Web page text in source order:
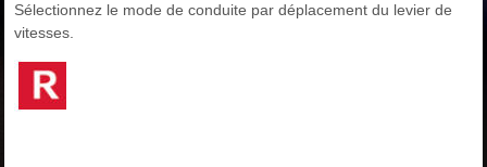
Sélectionnez le mode de conduite par déplacement du levier de
vitesses.